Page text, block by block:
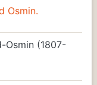
Osmin.
Osmin (1807-